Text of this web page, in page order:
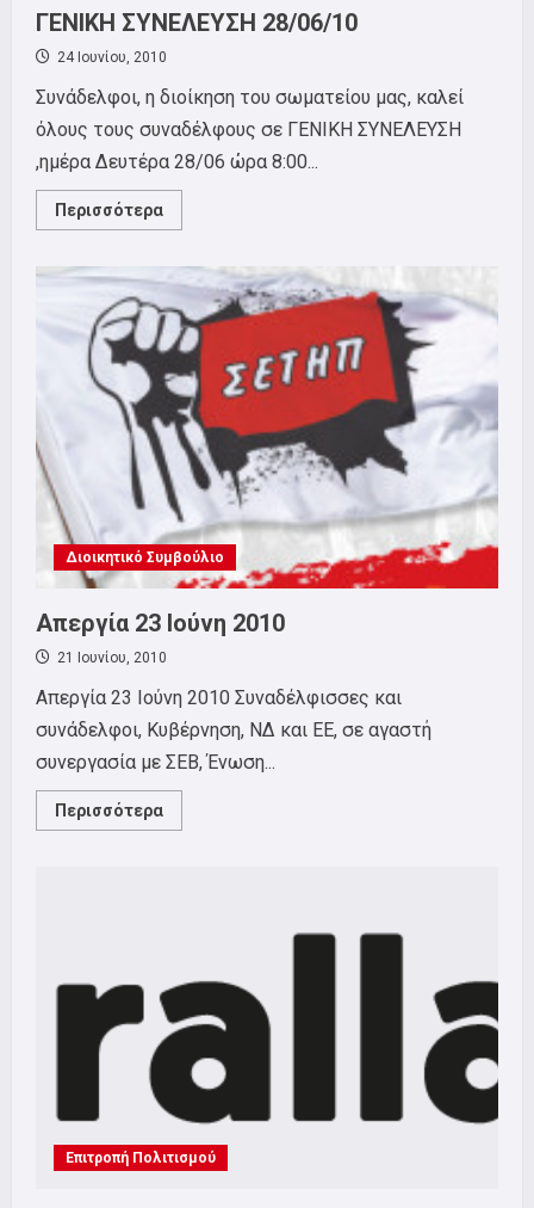
ΓΕΝΙΚΗ ΣΥΝΕΛΕΥΣΗ 28/06/10
24 Ιουνίου, 2010
Συνάδελφοι, η διοίκηση του σωματείου μας, καλεί
όλους τους συναδέλφους σε ΓΕΝΙΚΗ ΣΥΝΕΛΕΥΣΗ
,ημέρα Δευτέρα 28/06 ώρα 8:00...
Περισσότερα
more
ΣΥΝΕΛΕΥΣΗ
28/06/10
Διοικητικό Συμβούλιο
Απεργία 23 Ιούνη 2010
21 Ιουνίου, 2010
Απεργία 23 Ιούνη 2010 Συναδέλφισσες και
συνάδελφοι, Κυβέρνηση, ΝΔ και ΕΕ, σε αγαστή
συνεργασία με ΣΕΒ, Ένωση...
Περισσότερα
more
Επιτροπή Πολιτισμού